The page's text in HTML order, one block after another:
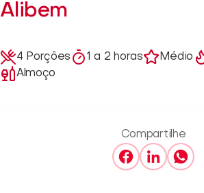
Alibem
4 Porções 1 a 2 horas Médio
Almoço
Compartilhe